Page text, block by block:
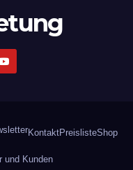
KontaktPreislisteShop
und Kunden